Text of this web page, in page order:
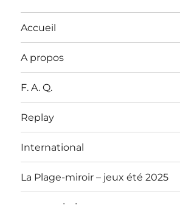
Accueil
A propos
F. A. Q.
Replay
International
La Plage-miroir – jeux été 2025